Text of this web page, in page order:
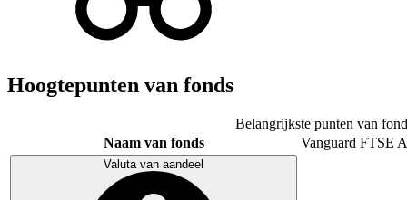
Hoogtepunten van fonds
Belangrijkste punten van
Naam van fonds
Vanguard FTSE
Valuta van aandeel